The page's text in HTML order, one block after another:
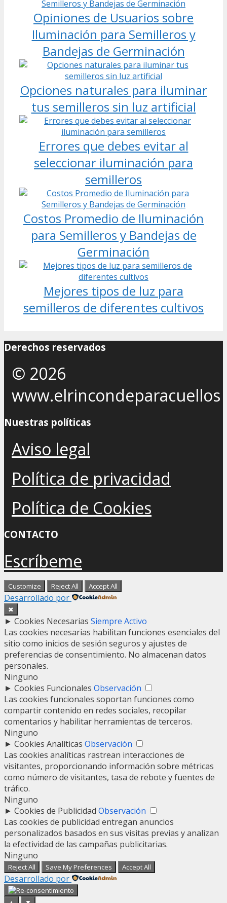
Opiniones de Usuarios sobre
Iluminación para Semilleros y
Bandejas de Germinación
Opciones naturales para iluminar
tus semilleros sin luz artificial
Errores que debes evitar al
seleccionar iluminación para
semilleros
Costos Promedio de Iluminación
para Semilleros y Bandejas de
Germinación
Mejores tipos de luz para
semilleros de diferentes cultivos
Derechos reservados
© 2026
www.elrincondeparacuellos
Nuestras políticas
Aviso legal
Política de privacidad
Política de Cookies
CONTACTO
Escríbeme
Customize Reject All Accept All
Desarrollado por
✖
► Cookies Necesarias Siempre Activo
Las cookies necesarias habilitan funciones esenciales del
sitio como inicios de sesión seguros y ajustes de
preferencias de consentimiento. No almacenan datos
personales.
Ninguno
► Cookies Funcionales Observación
Las cookies funcionales soportan funciones como
compartir contenido en redes sociales, recopilar
comentarios y habilitar herramientas de terceros.
Ninguno
► Cookies Analíticas Observación
Las cookies analíticas rastrean interacciones de
visitantes, proporcionando información sobre métricas
como número de visitantes, tasa de rebote y fuentes de
tráfico.
Ninguno
► Cookies de Publicidad Observación
Las cookies de publicidad entregan anuncios
personalizados basados en sus visitas previas y analizan
la efectividad de las campañas publicitarias.
Ninguno
Reject All Save My Preferences Accept All
Desarrollado por